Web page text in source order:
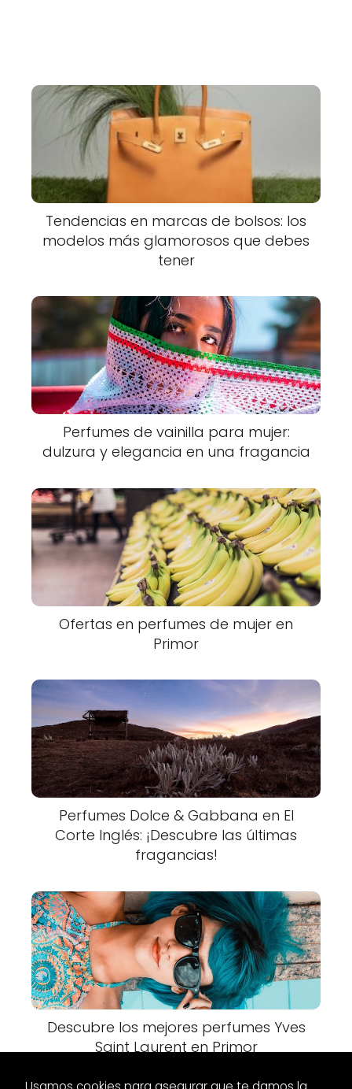
Tendencias en marcas de bolsos: los
modelos más glamorosos que debes
tener
Perfumes de vainilla para mujer:
dulzura y elegancia en una fragancia
Ofertas en perfumes de mujer en
Primor
Perfumes Dolce & Gabbana en El
Corte Inglés: ¡Descubre las últimas
fragancias!
Descubre los mejores perfumes Yves
Saint Laurent en Primor